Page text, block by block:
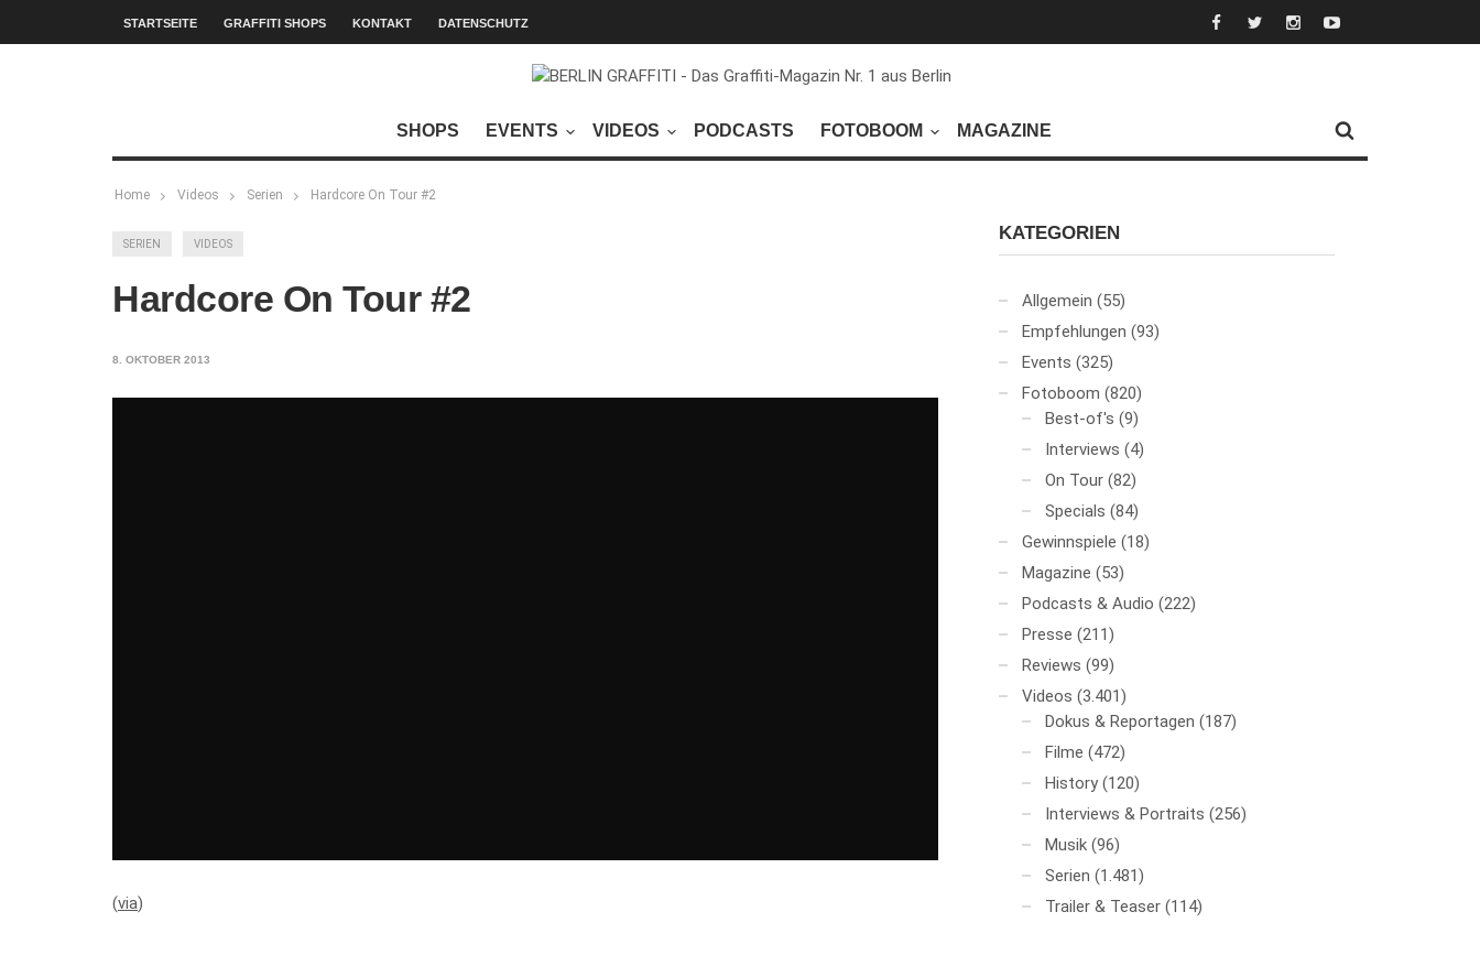
STARTSEITE GRAFFITI SHOPS KONTAKT DATENSCHUTZ
SHOPS EVENTS VIDEOS PODCASTS FOTOBOOM MAGAZINE
Home Videos Serien Hardcore On Tour #2
SERIEN VIDEOS
Hardcore On Tour #2
8. OKTOBER 2013
(via)
KATEGORIEN
Allgemein (55)
Empfehlungen (93)
Events (325)
Fotoboom (820)
Best-of's (9)
Interviews (4)
On Tour (82)
Specials (84)
Gewinnspiele (18)
Magazine (53)
Podcasts & Audio (222)
Presse (211)
Reviews (99)
Videos (3.401)
Dokus & Reportagen (187)
Filme (472)
History (120)
Interviews & Portraits (256)
Musik (96)
Serien (1.481)
Trailer & Teaser (114)